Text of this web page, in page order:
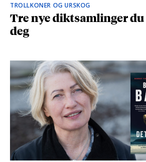
TROLLKONER OG URSKOG
Tre nye diktsamlinger du
deg